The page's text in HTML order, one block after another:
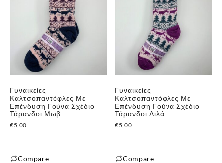
Γυναικείες
Καλτσοπαντόφλες Με
Επένδυση Γούνα Σχέδιο
Τάρανδοι Μωβ
€5,00
Compare
Γυναικείες
Καλτσοπαντόφλες Με
Επένδυση Γούνα Σχέδιο
Τάρανδοι Λιλά
€5,00
Compare